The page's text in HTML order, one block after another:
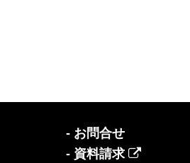
- お問合せ
- 資料請求